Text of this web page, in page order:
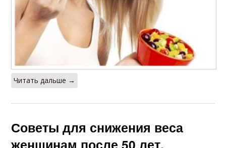
Читать дальше →
Советы для снижения веса